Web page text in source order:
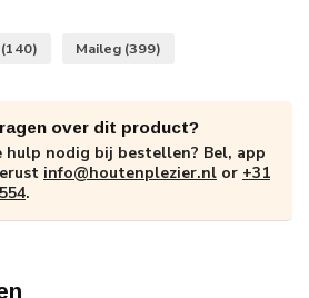
(140) Maileg (399)
over dit product?
hulp nodig bij bestellen? Bel, app
info@houtenplezier.nl or +31
.